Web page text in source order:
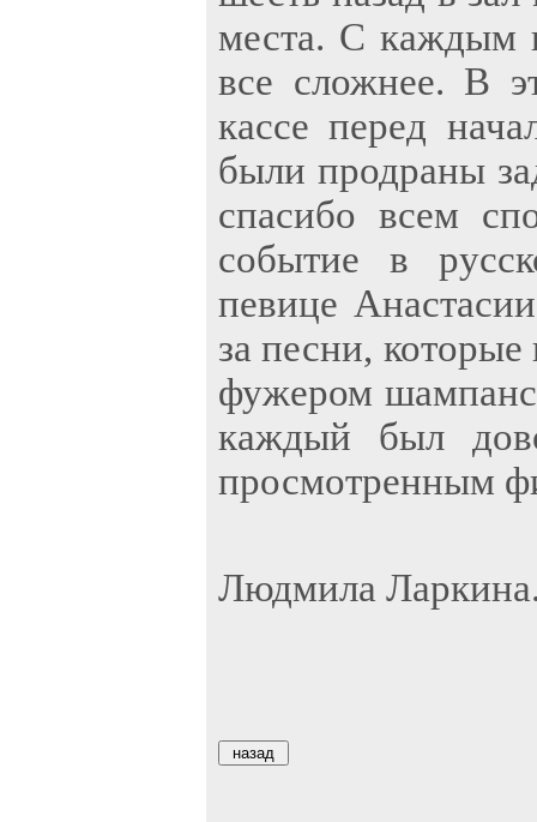
места. С каждым
все сложнее. В
кассе перед
были продраны
спасибо всем
событие в
певице
за песни,
фужером
каждый был
просмотренным
Людмила